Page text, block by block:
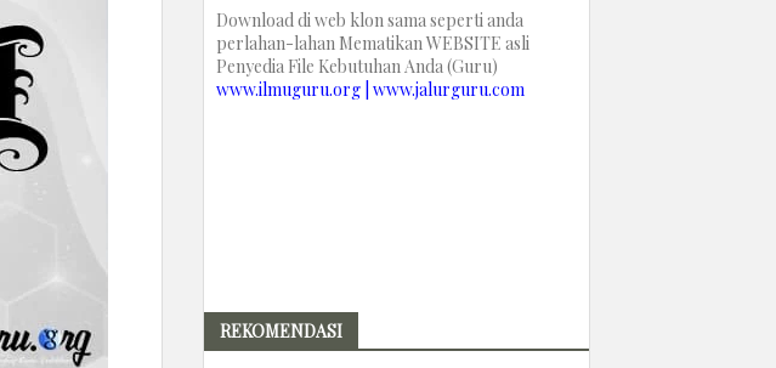
Download di web klon sama seperti anda
perlahan-lahan Mematikan WEBSITE asli
Penyedia File Kebutuhan Anda (Guru)
www.ilmuguru.org | www.jalurguru.com
REKOMENDASI